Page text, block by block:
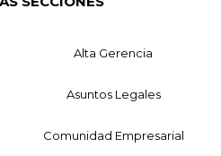
Alta Gerencia
Asuntos Legales
Comunidad Empresarial